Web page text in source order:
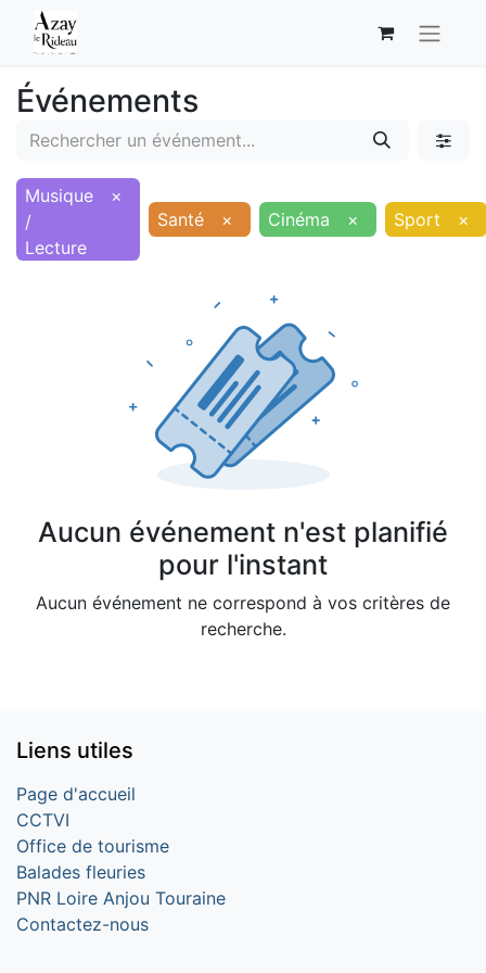
Événements
Musique
/
Lecture
×
Santé
× Cinéma × Sport ×
Aucun événement n'est planifié
pour l'instant
Aucun événement ne correspond à vos critères de
recherche.
Liens utiles
Page d'accueil
CCTVI
Office de tourisme
Balades fleuries
PNR Loire Anjou Touraine
Contactez-nous